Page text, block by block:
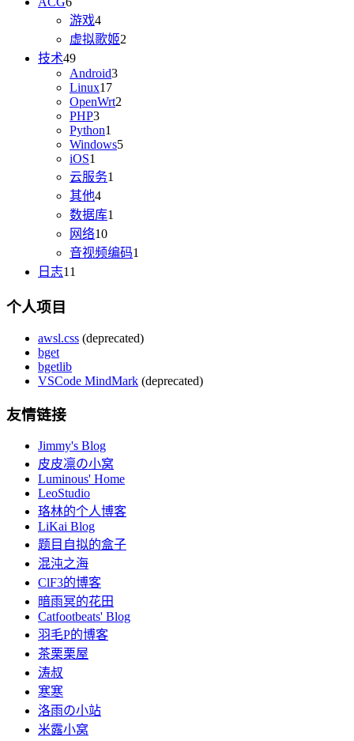
游戏4
虚拟歌姬2
技术49
Android3
Linux17
OpenWrt2
PHP3
Python1
Windows5
iOS1
云服务1
其他4
数据库1
网络10
音视频编码1
日志11
个人项目
awsl.css (deprecated)
bget
bgetlib
VSCode MindMark (deprecated)
友情链接
Jimmy's Blog
皮皮凛の小窝
Luminous' Home
LeoStudio
珞林的个人博客
LiKai Blog
题目自拟的盒子
混沌之海
ClF3的博客
暗雨冥的花田
Catfootbeats' Blog
羽毛P的博客
茶栗栗屋
涛叔
寒寒
洛雨の小站
米露小窝